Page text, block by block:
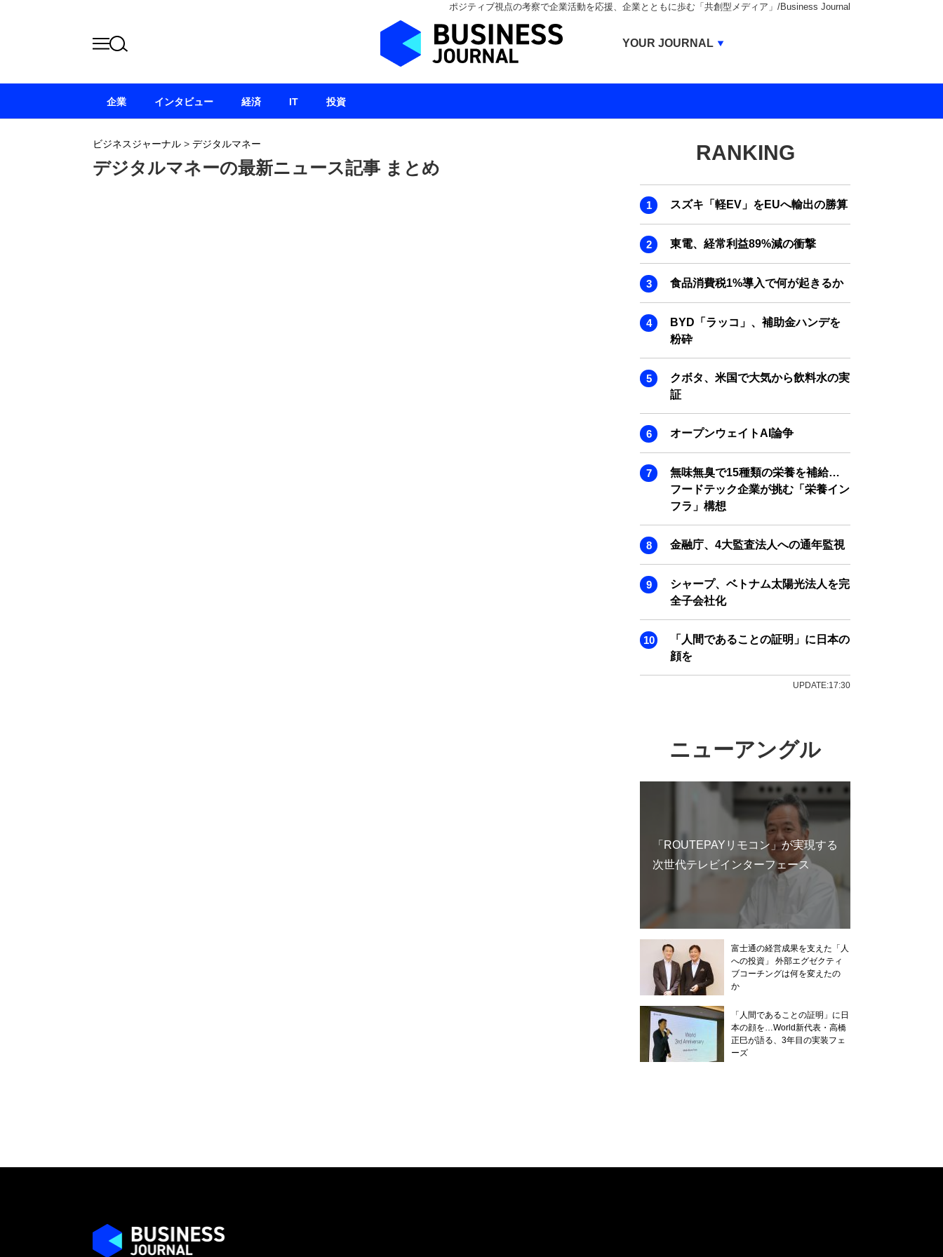
ポジティブ視点の考察で企業活動を応援、企業とともに歩む「共創型メディア」/Business Journal
ビジネスジャーナル > デジタルマネー
デジタルマネーの最新ニュース記事 まとめ
RANKING
スズキ「軽EV」をEUへ輸出の勝算
東電、経常利益89%減の衝撃
食品消費税1%導入で何が起きるか
BYD「ラッコ」、補助金ハンデを
粉砕
クボタ、米国で大気から飲料水の実
証
オープンウェイトAI論争
無味無臭で15種類の栄養を補給…
フードテック企業が挑む「栄養イン
フラ」構想
金融庁、4大監査法人への通年監視
シャープ、ベトナム太陽光法人を完
全子会社化
「人間であることの証明」に日本の
顔を
UPDATE:17:30
ニューアングル
「ROUTEPAYリモコン」が実現する
次世代テレビインターフェース
富士通の経営成果を支えた「人
への投資」 外部エグゼクティ
ブコーチングは何を変えたの
か
「人間であることの証明」に日
本の顔を…World新代表・高橋
正巳が語る、3年目の実装フェ
ーズ
企業 インタビュー 経済 IT 投資
YOUR JOURNAL
BUSINESS JOURNAL
IVS JOURNAL
ENERGY MANAGEMENT JOURNAL
INBOUND JOURNAL
LIFE ENDING JOURNAL
AI JOURNAL
REAL ESTATE BROKERAGE JOURNAL
SMART MARKETING JOURNAL
BPaaS JOURNAL
ADOPTABLE DOG JOURNAL